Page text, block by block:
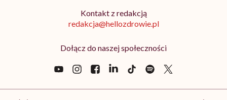
Kontakt z redakcją
redakcja@hellozdrowie.pl
Dołącz do naszej społeczności